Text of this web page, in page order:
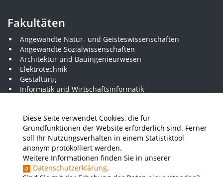
Diese Seite verwendet Cookies, die für
Grundfunktionen der Website erforderlich sind. Ferner
soll Ihr Nutzungsverhalten in einem Statistiktool
anonym protokolliert werden.
Weitere Informationen finden Sie in unserer
Datenschutzerklärung.
Fakultäten
Angewandte Natur- und Geisteswissenschaften
Angewandte Sozialwissenschaften
Architektur und Bauingenieurwesen
Elektrotechnik
Gestaltung
Informatik und Wirtschaftsinformatik
THWS Business School
Wirtschaftsingenieurwesen
Presse Stellenausschreibungen Intranet THWS Store